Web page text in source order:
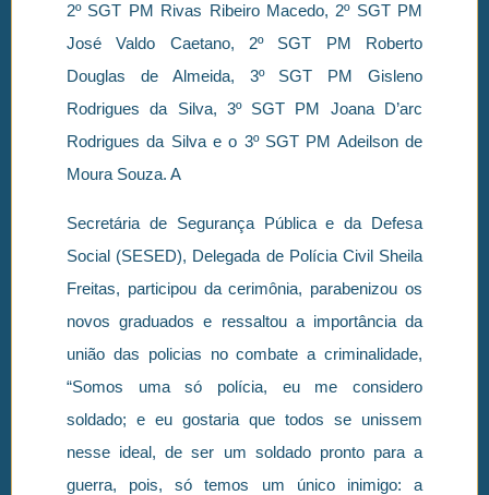
2º SGT PM Rivas Ribeiro Macedo, 2º SGT PM
José Valdo Caetano, 2º SGT PM Roberto
Douglas de Almeida, 3º SGT PM Gisleno
Rodrigues da Silva, 3º SGT PM Joana D’arc
Rodrigues da Silva e o 3º SGT PM Adeilson de
Moura Souza. A
Secretária de Segurança Pública e da Defesa
Social (SESED), Delegada de Polícia Civil Sheila
Freitas, participou da cerimônia, parabenizou os
novos graduados e ressaltou a importância da
união das policias no combate a criminalidade,
“Somos uma só polícia, eu me considero
soldado; e eu gostaria que todos se unissem
nesse ideal, de ser um soldado pronto para a
guerra, pois, só temos um único inimigo: a